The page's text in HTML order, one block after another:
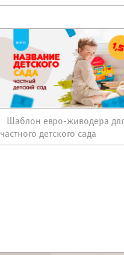
Шаблон евро-живодера
частного детского сада